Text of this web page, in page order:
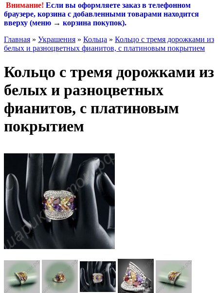
Внимание! Если вы оформляете заказ в телефонном
браузере, корзина с добавленными товарами находится
вверху (меню → корзина покупок).
Главная » Украшения » Кольца » Кольцо с тремя дорожками из
белых и разноцветных фианитов, с платиновым покрытием
Кольцо с тремя дорожками из
белых и разноцветных
фианитов, с платиновым
покрытием